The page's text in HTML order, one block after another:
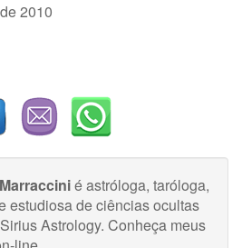
2010
é astróloga, taróloga,
estudiosa de ciências ocultas
Astrology. Conheça meus